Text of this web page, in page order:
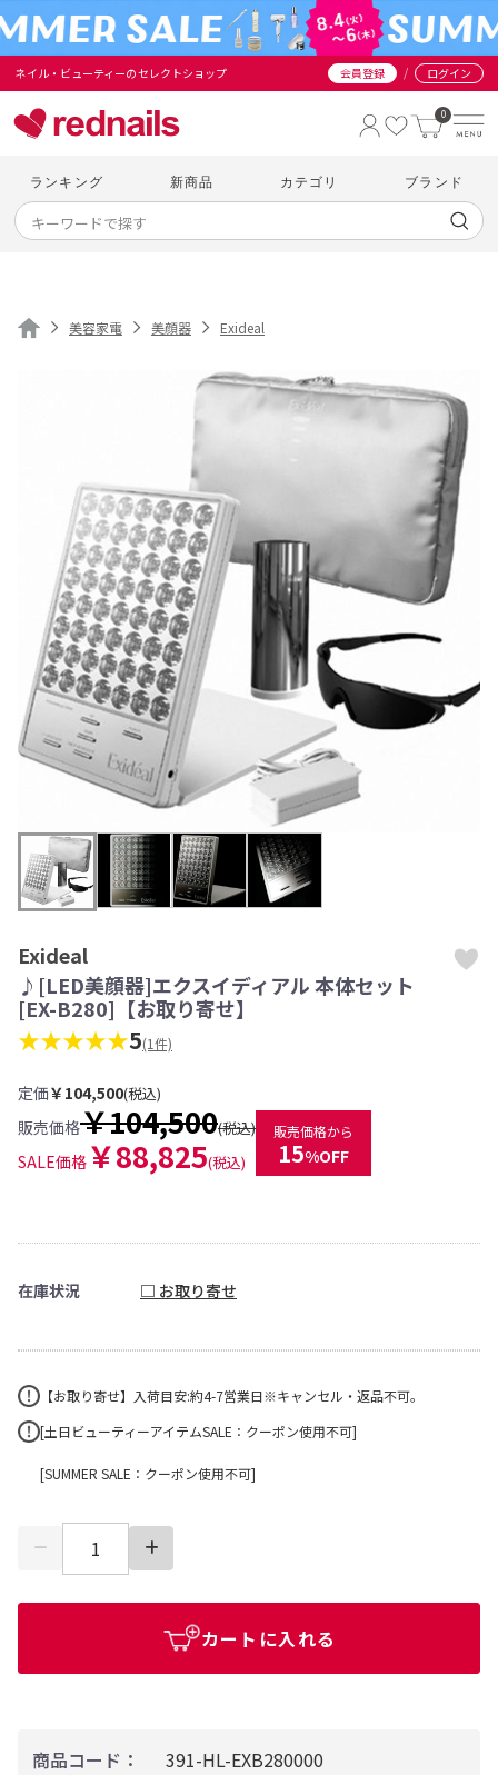
ネイル・ビューティーのセレクトショップ 会員登録 / ログイン
0
ランキング 新商品 カテゴリ ブランド
美容家電 美顔器 Exideal
商品コード：
391-HL-EXB280000
Exideal
♪[LED美顔器]エクスイディアル 本体セット
[EX-B280]【お取り寄せ】
★★★★★5(1件)
定価￥104,500(税込)
販売価格￥104,500(税込)
SALE価格 ￥88,825(税込)
販売価格から
15%OFF
在庫状況 □ お取り寄せ
【お取り寄せ】入荷目安:約4-7営業日※キャンセル・返品不可。
[土日ビューティーアイテムSALE：クーポン使用不可]
[SUMMER SALE：クーポン使用不可]
カートに入れる